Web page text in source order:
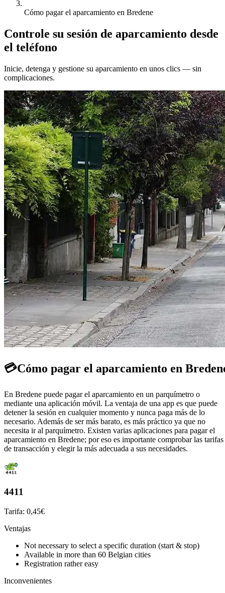
Cómo pagar el aparcamiento en Bredene
Controle su sesión de aparcamiento desde
el teléfono
Inicie, detenga y gestione su aparcamiento en unos clics — sin
complicaciones.
💳Cómo pagar el aparcamiento en
En Bredene puede pagar el aparcamiento en un parquímetro o
mediante una aplicación móvil. La ventaja de una app es que puede
detener la sesión en cualquier momento y nunca paga más de lo
necesario. Además de ser más barato, es más práctico ya que no
necesita ir al parquímetro. Existen varias aplicaciones para pagar el
aparcamiento en Bredene; por eso es importante comprobar las tarifas
de transacción y elegir la más adecuada a sus necesidades.
4411
Tarifa: 0,45€
Ventajas
Not necessary to select a specific duration (start & stop)
Available in more than 60 Belgian cities
Registration rather easy
Inconvenientes